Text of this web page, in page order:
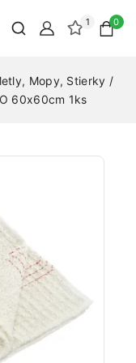
1 0
Mopy, Stierky /
60x60cm 1ks